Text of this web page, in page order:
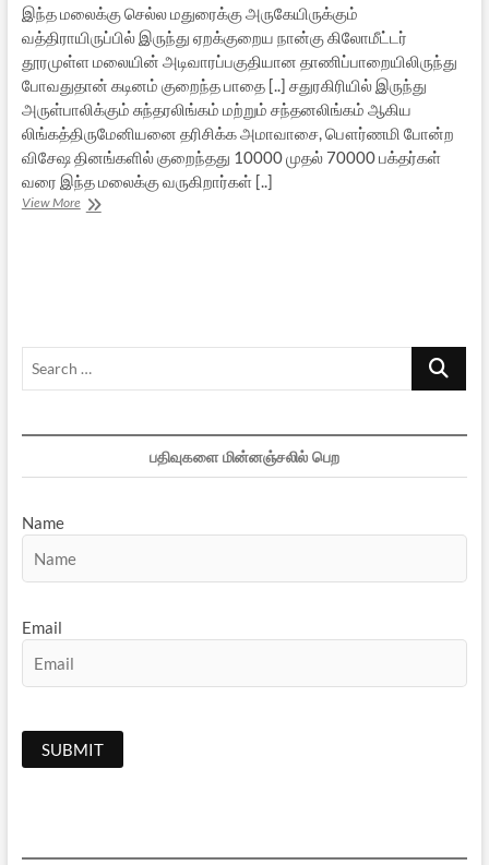
இந்த மலைக்கு செல்ல மதுரைக்கு அருகேயிருக்கும்
வத்திராயிருப்பில் இருந்து ஏறக்குறைய நான்கு கிலோமீட்டர்
தூரமுள்ள மலையின் அடிவாரப்பகுதியான தாணிப்பாறையிலிருந்து
போவதுதான் கடினம் குறைந்த பாதை [..] சதுரகிரியில் இருந்து
அருள்பாலிக்கும் சுந்தரலிங்கம் மற்றும் சந்தனலிங்கம் ஆகிய
லிங்கத்திருமேனியனை தரிசிக்க அமாவாசை, பௌர்ணமி போன்ற
விசேஷ தினங்களில் குறைந்தது 10000 முதல் 70000 பக்தர்கள்
வரை இந்த மலைக்கு வருகிறார்கள் [..]
View Moreசதுரகிரி
Search
பதிவுகளை மின்னஞ்சலில் பெற
Name
Email